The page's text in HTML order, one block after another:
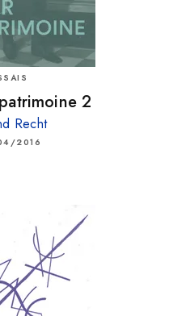
2
Recht
2016